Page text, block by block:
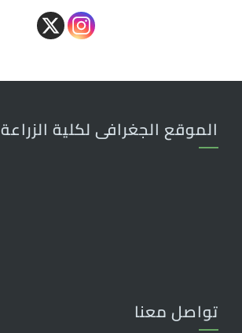
الموقع الجغرافى لكلية الزراعة
تواصل معنا